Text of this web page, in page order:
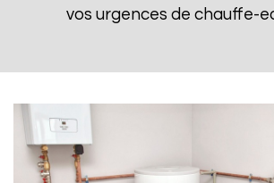
vos urgences de chauffe-